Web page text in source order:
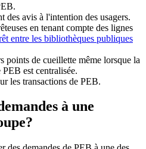
des avis à l'intention des usagers.
en tenant compte des lignes
entre les bibliothèques publiques
points de cueillette même lorsque la
PEB est centralisée.
les transactions de PEB.
à une